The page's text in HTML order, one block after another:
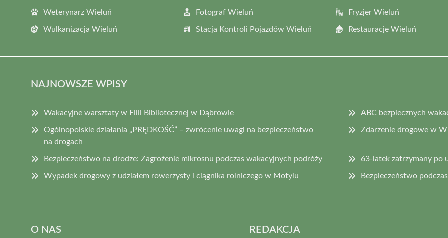
Weterynarz Wieluń Fotograf Wieluń Fryzjer Wieluń
Wulkanizacja Wieluń Stacja Kontroli Pojazdów Wieluń Restauracje Wieluń
NAJNOWSZE WPISY
Wakacyjne warsztaty w Filii Bibliotecznej w Dąbrowie ABC bezpiecznych
Ogólnopolskie działania „PRĘDKOŚĆ” – zwrócenie uwagi na bezpieczeństwo
na drogach
Zdarzenie drogowe w
Bezpieczeństwo na drodze: Zagrożenie mikrosnu podczas wakacyjnych podróży 63-latek zatrzymany po
Wypadek drogowy z udziałem rowerzysty i ciągnika rolniczego w Motylu Bezpieczeństwo
O NAS REDAKCJA